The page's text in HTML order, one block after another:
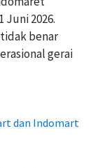
Juni 2026.
benar
gerai
dan Indomart